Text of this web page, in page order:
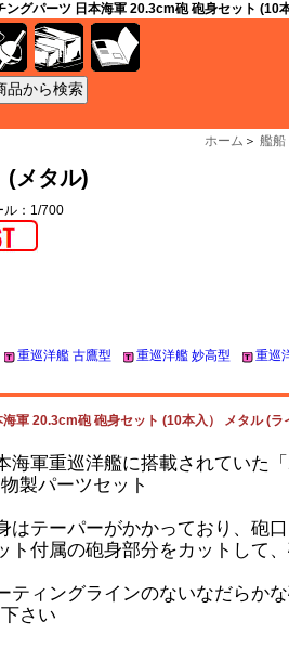
ングパーツ 日本海軍 20.3cm砲 砲身セット (10
ホーム ＞ 艦船
(メタル)
：1/700
重巡洋艦 古鷹型 重巡洋艦 妙高型 重巡
海軍 20.3cm砲 砲身セット (10本入） メタル (
海軍重巡洋艦に搭載されていた
製パーツセット
はテーパーがかかっており、砲
ト付属の砲身部分をカットして
ティングラインのないなだらか
さい
資材 ケース